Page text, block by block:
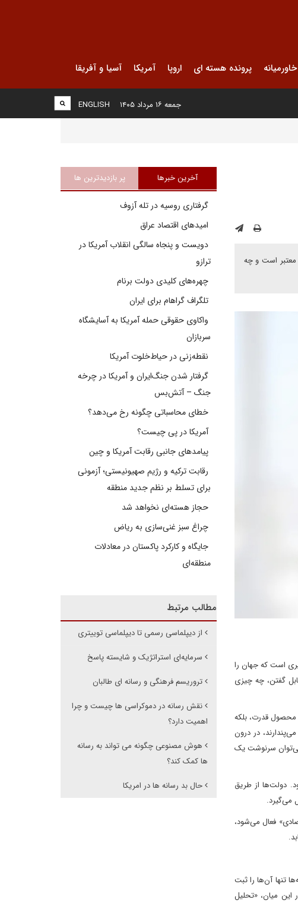
خاورمیانه پرونده هسته ای اروپا آمریکا آسیا و آفریقا
ENGLISH جمعه ۱۶ مرداد ۱۴۰۵
چه دانشی در جامعه معتبر است و چه
است که جهان را
گفتن، چه چیزی
محصول قدرت، بلکه
در درون
سرنوشت یک
دولت‌ها از طریق
می‌گیرد.
فعال می‌شود،
تنها آن‌ها را ثبت
این میان، «تحلیل
آخرین خبرها پر بازدیدترین ها
گرفتاری روسیه در تله آزوف
امیدهای اقتصاد عراق
دویست و پنجاه سالگی انقلاب آمریکا در
ترازو
چهره‌های کلیدی دولت برنام
تلگراف گراهام برای ایران
واکاوی حقوقی حمله آمریکا به آسایشگاه
سربازان
نقطه‌زنی در حیاط‌خلوت آمریکا
گرفتار شدن جنگ‌ایران و آمریکا در چرخه
جنگ – آتش‌بس
خطای محاسباتی چگونه رخ می‌دهد؟
آمریکا در پی چیست؟
پیامدهای جانبی رقابت آمریکا و چین
رقابت ترکیه و رژیم صهیونیستی؛ آزمونی
برای تسلط بر نظم جدید منطقه
حجاز هسته‌ای نخواهد شد
چراغ سبز غنی‌سازی به ریاض
جایگاه و کارکرد پاکستان در معادلات
منطقه‌ای
مطالب مرتبط
از دیپلماسی رسمی تا دیپلماسی توییتری
سرمایه‌ای استراتژیک و شایسته پاسخ
تروریسم فرهنگی و رسانه ای طالبان
نقش رسانه در دموکراسی ها چیست و چرا
اهمیت دارد؟
هوش مصنوعی چگونه می تواند به رسانه
ها کمک کند؟
حال بد رسانه ها در امریکا